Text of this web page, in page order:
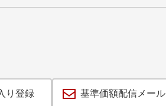
り登録 基準価額配信メール